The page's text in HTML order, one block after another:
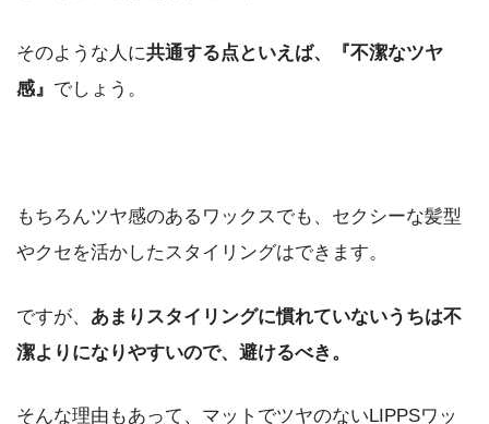
そのような人に共通する点といえば、『不潔なツヤ
感』 でしょう。
もちろんツヤ感のあるワックスでも、セクシーな髪型
やクセを活かしたスタイリングはできます。
ですが、 あまりスタイリングに慣れていないうちは不
潔よりになりやすいので、避けるべき。
そんな理由もあって、マットでツヤのないLIPPSワッ